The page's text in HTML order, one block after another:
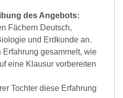
des Angebots:
Fächern Deutsch,
und Erdkunde an.
gesammelt, wie
eine Klausur vorbereiten
Tochter diese Erfahrung